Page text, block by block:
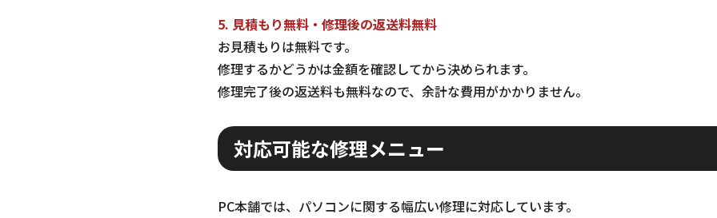
5. 見積もり無料・修理後の返送料無料
お見積もりは無料です。
修理するかどうかは金額を確認してから決められます。
修理完了後の返送料も無料なので、余計な費用がかかりません。
対応可能な修理メニュー
PC本舗では、パソコンに関する幅広い修理に対応しています。